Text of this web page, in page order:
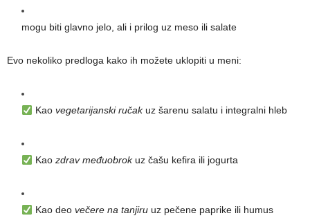
mogu biti glavno jelo, ali i prilog uz meso ili salate
Evo nekoliko predloga kako ih možete uklopiti u meni:
Kao vegetarijanski ručakuz šarenu salatu i integralni hleb
Kao zdrav međuobrokuz čašu kefira ili jogurta
Kao deo večere na tanjiruuz pečene paprike ili humus